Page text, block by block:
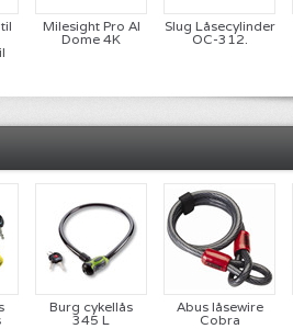
Milesight Pro AI
Dome 4K
Slug Låsecylinder
OC-312.
Burg cykellås
345 L
Abus låsewire
Cobra